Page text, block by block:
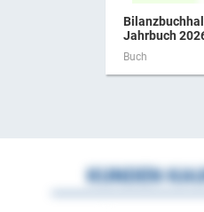
Jahrbuch
Buch
KUNDEN